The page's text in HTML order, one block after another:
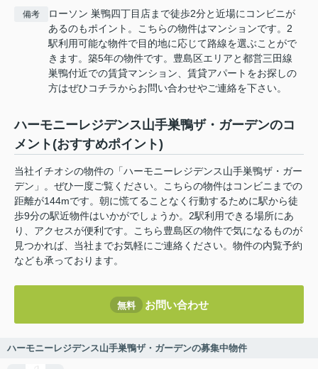
備考
ローソン 巣鴨四丁目店まで徒歩2分と近場にコンビニが
あるのもポイント。こちらの物件はマンションです。2
駅利用可能な物件で目的地に応じて路線を選ぶことがで
きます。築5年の物件です。豊島区エリアと都営三田線
巣鴨付近での賃貸マンション、賃貸アパートをお探しの
方はぜひコチラからお問い合わせやご連絡を下さい。
ハーモニーレジデンス山手巣鴨ザ・ガーデンのコ
メント(おすすめポイント)
当社イチオシの物件の「ハーモニーレジデンス山手巣鴨ザ・ガー
デン」。ぜひ一度ご覧ください。こちらの物件はコンビニまでの
距離が144mです。朝に慌てることなく行動するために駅から徒
歩9分の駅近物件はいかがでしょうか。2駅利用できる場所にあ
り、アクセスが便利です。こちら豊島区の物件で気になるものが
見つかれば、当社までお気軽にご連絡ください。物件の内覧予約
なども承っております。
無料 お問い合わせ
ハーモニーレジデンス山手巣鴨ザ・ガーデンの募集中物件